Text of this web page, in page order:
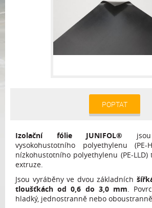
POPTAT
Izolační fólie JUNIFOL®
vysokohustotního polyethylenu
nízkohustotního polyethylenu (PE-
extruze.
Jsou vyráběny ve dvou základních
tloušťkách od 0,6 do 3,0 mm.
hladký, jednostranně nebo